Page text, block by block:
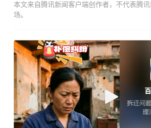
本文来自腾讯新闻客户端创作者，不代表腾
场。